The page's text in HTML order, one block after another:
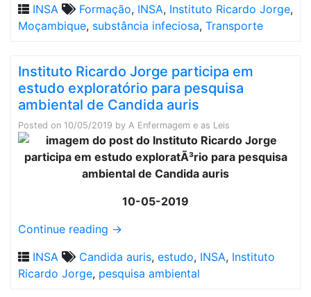
INSA
Formação, INSA, Instituto Ricardo Jorge,
Moçambique, substância infeciosa, Transporte
Instituto Ricardo Jorge participa em
estudo exploratório para pesquisa
ambiental de Candida auris
Posted on 10/05/2019 by A Enfermagem e as Leis
10-05-2019
Continue reading →
INSA
Candida auris, estudo, INSA, Instituto
Ricardo Jorge, pesquisa ambiental